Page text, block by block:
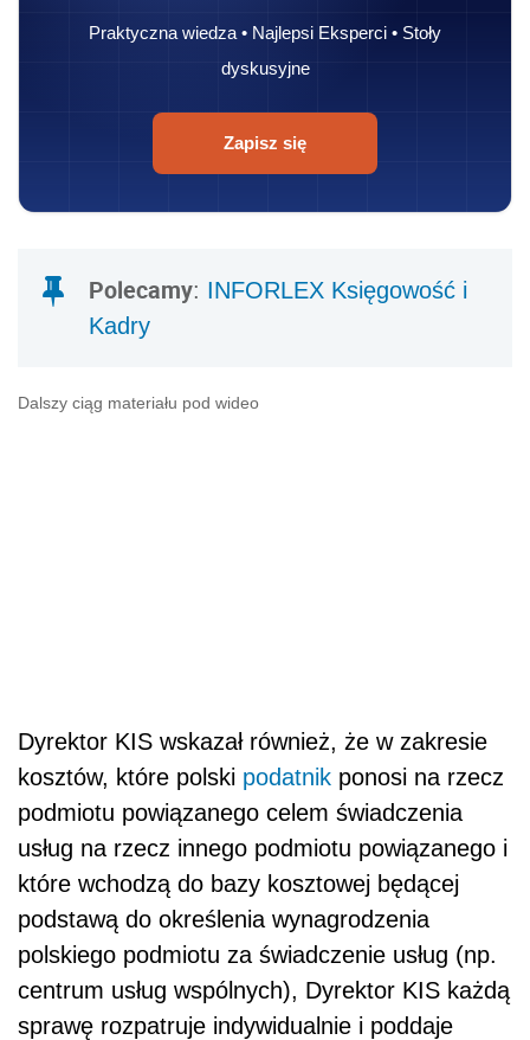
Praktyczna wiedza • Najlepsi Eksperci • Stoły
dyskusyjne
Zapisz się
Polecamy: INFORLEX Księgowość i
Kadry
Dalszy ciąg materiału pod wideo
Dyrektor KIS wskazał również, że w zakresie
kosztów, które polski podatnik ponosi na rzecz
podmiotu powiązanego celem świadczenia
usług na rzecz innego podmiotu powiązanego i
które wchodzą do bazy kosztowej będącej
podstawą do określenia wynagrodzenia
polskiego podmiotu za świadczenie usług (np.
centrum usług wspólnych), Dyrektor KIS każdą
sprawę rozpatruje indywidualnie i poddaje